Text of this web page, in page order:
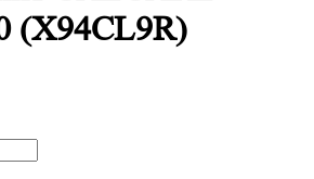
(X94CL9R)